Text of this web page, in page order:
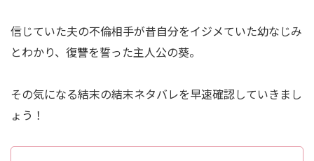
信じていた夫の不倫相手が昔自分をイジメていた幼なじみ
とわかり、復讐を誓った主人公の葵。
その気になる結末の結末ネタバレを早速確認していきまし
ょう！